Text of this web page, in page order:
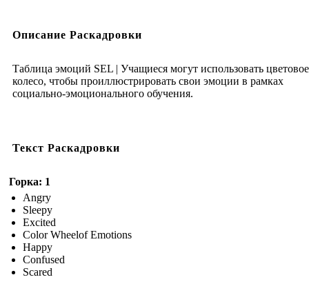
Описание Раскадровки
Таблица эмоций SEL | Учащиеся могут использовать цветовое
колесо, чтобы проиллюстрировать свои эмоции в рамках
социально-эмоционального обучения.
Текст Раскадровки
Горка: 1
Angry
Sleepy
Excited
Color Wheelof Emotions
Happy
Confused
Scared